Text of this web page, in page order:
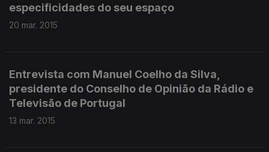
especificidades do seu espaço
20 mar. 2015
Entrevista com Manuel Coelho da Silva,
presidente do Conselho de Opinião da Rádio e
Televisão de Portugal
13 mar. 2015